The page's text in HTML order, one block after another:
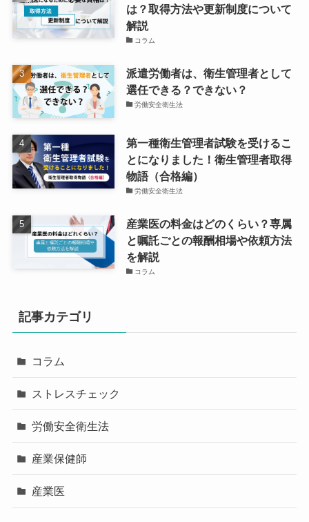
は？取得方法や更新制度について
解説
コラム
派遣労働者は、衛生管理者として
選任できる？できない？
労働安全衛生法
第一種衛生管理者試験を受けるこ
とになりました！衛生管理者取得
物語（合格編）
労働安全衛生法
産業医の料金はどのくらい？専属
と嘱託ごとの報酬相場や依頼方法
を解説
コラム
記事カテゴリ
コラム
ストレスチェック
労働安全衛生法
産業保健師
産業医